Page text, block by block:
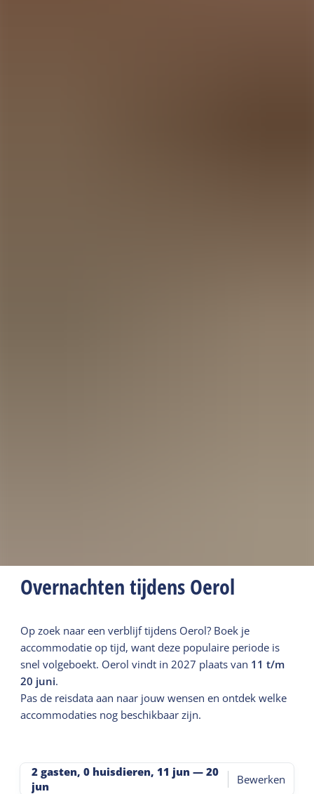
Overnachten tijdens Oerol
Op zoek naar een verblijf tijdens Oerol? Boek je
accommodatie op tijd, want deze populaire periode is
snel volgeboekt. Oerol vindt in 2027 plaats van 11 t/m
20 juni.
Pas de reisdata aan naar jouw wensen en ontdek welke
accommodaties nog beschikbaar zijn.
2 gasten, 0 huisdieren, 11 jun — 20
jun
Bewerken